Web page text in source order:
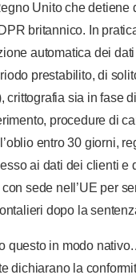
Unito che detiene
britannico. In
automatica dei
prestabilito, di
crittografia sia in fase
procedure di
entro 30 giorni,
ai dati dei clienti e
sede nell’UE per
dopo la
questo in modo
dichiarano la